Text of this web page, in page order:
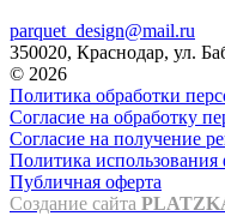
parquet_design@mail.ru
350020, Краснодар, ул.
© 2026
Политика обработки
Согласие на обработку
Согласие на получение
Политика
Публичная оферта
Создание сайта